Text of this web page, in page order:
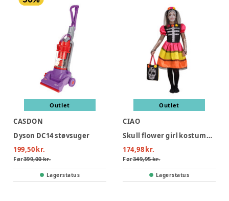
Outlet
CASDON
Dyson DC14 støvsuger
199,50 kr.
Før399,00 kr.
Lagerstatus
Outlet
CIAO
Skull flower girl kostume - MULTI
174,98 kr.
Før349,95 kr.
Lagerstatus